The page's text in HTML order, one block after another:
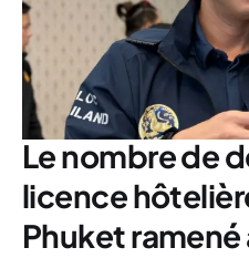
Le nombre de
licence
Phuket ramené